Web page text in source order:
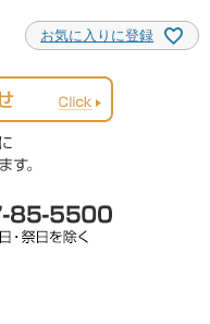
お気に入りに登録